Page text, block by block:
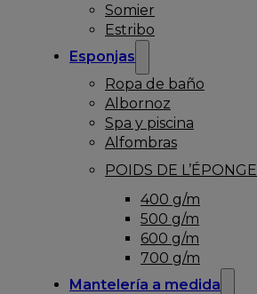
Somier
Estribo
Esponjas
Ropa de baño
Albornoz
Spa y piscina
Alfombras
POIDS DE L’ÉPONGE
400 g/m
500 g/m
600 g/m
700 g/m
Mantelería a medida